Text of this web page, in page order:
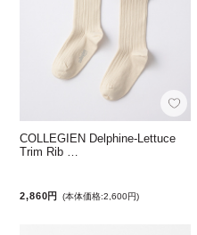
COLLEGIEN Delphine-Lettuce
Trim Rib …
2,860円 (本体価格:2,600円)